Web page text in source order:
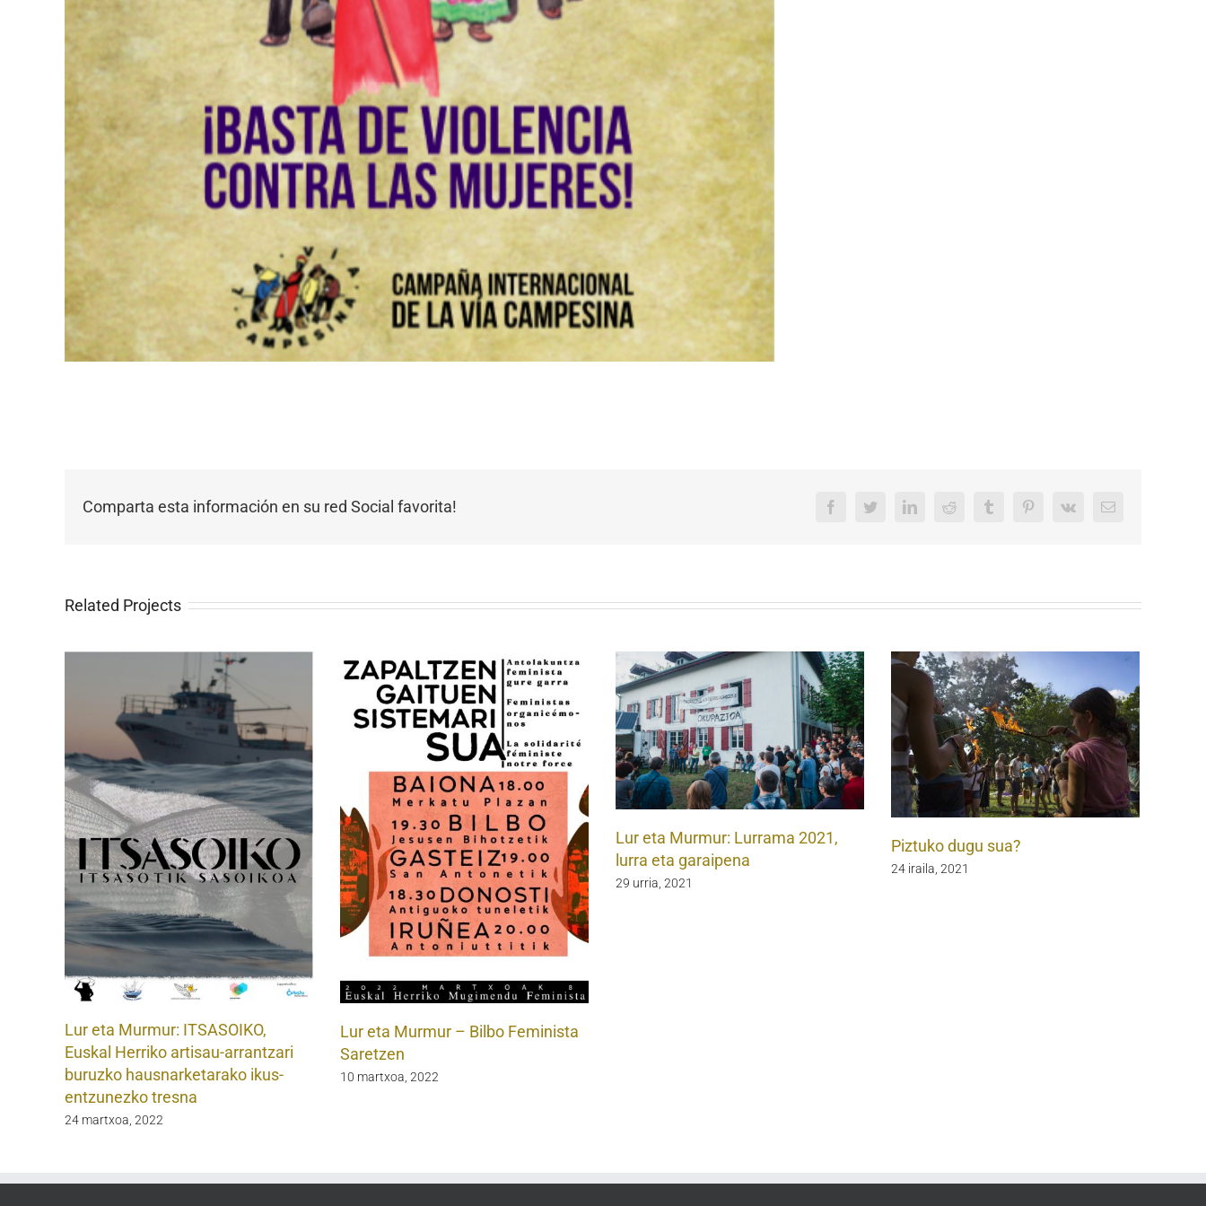
Comparta esta información en su red Social favorita! FacebookTwitterLinkedInReddit Tumblr PinterestVk Email
Related Projects
Lur eta Murmur: ITSASOIKO,
Euskal Herriko artisau-arrantzari
buruzko hausnarketarako ikus-
entzunezko tresna
24 martxoa, 2022
Lur eta Murmur – Bilbo Feminista
Saretzen
10 martxoa, 2022
Lur eta Murmur: Lurrama 2021,
lurra eta garaipena
29 urria, 2021
Piztuko dugu sua?
24 iraila, 2021